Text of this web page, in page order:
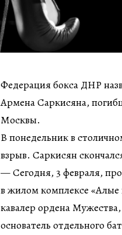
Федерация бокса ДНР
Армена Саркисяна,
Москвы.
В понедельник в
взрыв. Саркисян
— Сегодня, 3 февраля,
в жилом комплексе «Алые
кавалер ордена
основатель отдельного